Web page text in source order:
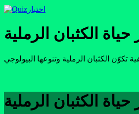
اختبار